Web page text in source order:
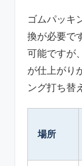
ゴムパッキ
換が必要で
可能ですが
が仕上がり
ング打ち替
場所